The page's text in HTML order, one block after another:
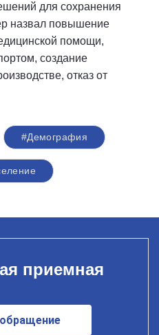
для сохранения
назвал повышение
помощи,
создание
отказ от
#Демография
приемная